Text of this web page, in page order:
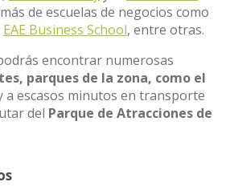
de escuelas de negocios como
EAE Business School, entre otras.
encontrar numerosas
parques de la zona, como el
a escasos minutos en transporte
del Parque de Atracciones de